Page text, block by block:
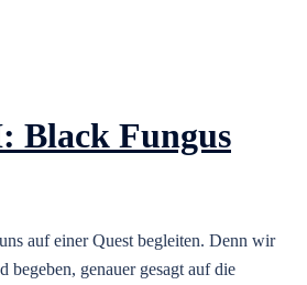
Black Fungus
auf einer Quest begleiten. Denn wir
begeben, genauer gesagt auf die